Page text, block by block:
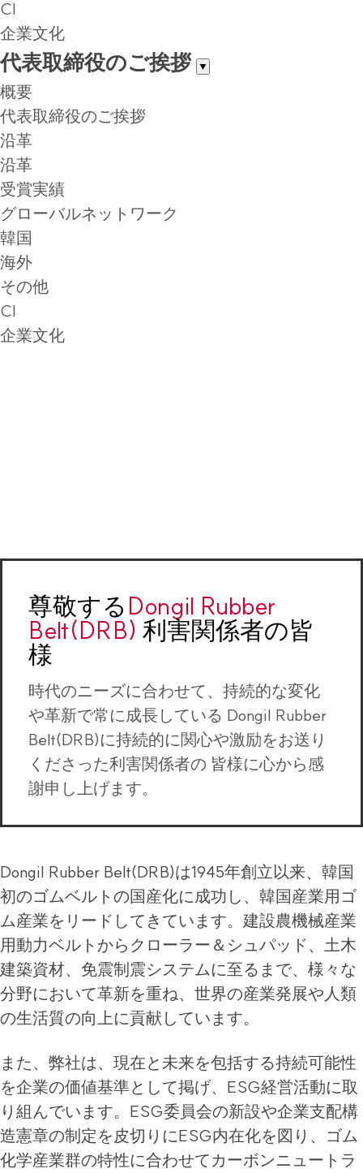
CI
企業文化
代表取締役のご挨拶 ▼
概要
代表取締役のご挨拶
沿革
沿革
受賞実績
グローバルネットワーク
韓国
海外
その他
CI
企業文化
尊敬する Dongil Rubber
Belt(DRB) 利害関係者の皆
様
時代のニーズに合わせて、持続的な変化
や革新で常に成長している Dongil Rubber
Belt(DRB)に持続的に関心や激励をお送り
くださった利害関係者の 皆様に心から感
謝申し上げます。
Dongil Rubber Belt(DRB)は1945年創立以来、韓国
初のゴムベルトの国産化に成功し、韓国産業用ゴ
ム産業をリードしてきています。建設農機械産業
用動力ベルトからクローラー＆シュパッド、土木
建築資材、免震制震システムに至るまで、様々な
分野において革新を重ね、世界の産業発展や人類
の生活質の向上に貢献しています。
また、弊社は、現在と未来を包括する持続可能性
を企業の価値基準として掲げ、ESG経営活動に取
り組んでいます。ESG委員会の新設や企業支配構
造憲章の制定を皮切りにESG内在化を図り、ゴム
化学産業群の特性に合わせてカーボンニュートラ